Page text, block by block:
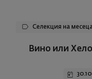
Селекция на
Вино или